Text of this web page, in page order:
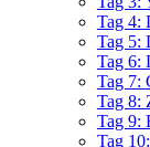
Tag 4:
Tag 5:
Tag 6:
Tag 7:
Tag 8:
Tag 9:
Tag